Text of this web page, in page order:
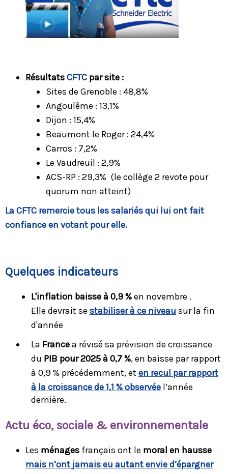
RésultatsCFTC par site :
Sites de Grenoble : 48,8%
Angoulême : 13,1%
Dijon : 15,4%
Beaumont le Roger : 24,4%
Carros : 7,2%
Le Vaudreuil : 2,9%
ACS-RP : 29,3% (le collège 2 revote pour
quorum non atteint)
La CFTC remercie tous les salariés qui lui ont fait
confiance en votant pour elle.
Quelques indicateurs
L'inflation baisse à 0,9 %en novembre .
Elle devrait se stabiliser à ce niveau sur la fin
d'année
La Francea révisé sa prévision de croissance
du PIB pour 2025 à 0,7 %, en baisse par rapport
à 0,9 % précédemment, et en recul par rapport
à la croissance de 1,1 % observéel’année
dernière.
Actu éco, sociale & environnementale
Les ménages français ont le moral en hausse
mais n’ont jamais eu autant envie d’épargner